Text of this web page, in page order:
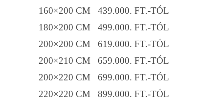
160×200 CM 439.000. FT.-TÓL
180×200 CM 499.000. FT.-TÓL
200×200 CM 619.000. FT.-TÓL
200×210 CM 659.000. FT.-TÓL
200×220 CM 699.000. FT.-TÓL
220×220 CM 899.000. FT.-TÓL